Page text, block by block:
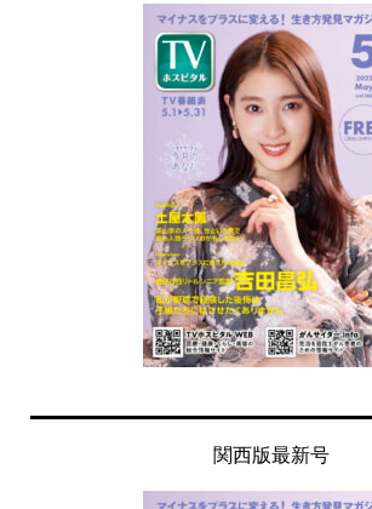
関西版最新号